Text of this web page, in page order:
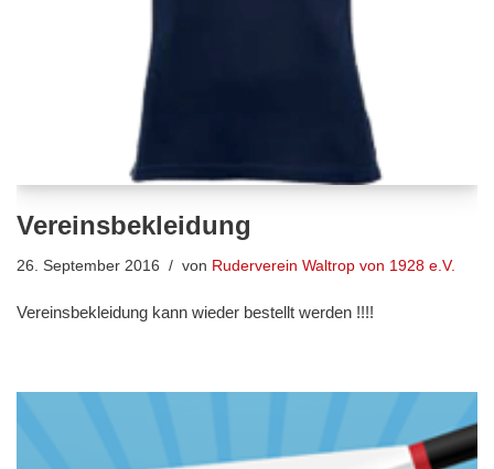
Vereinsbekleidung
26. September 2016 von Ruderverein Waltrop von 1928 e.V.
Vereinsbekleidung kann wieder bestellt werden !!!!